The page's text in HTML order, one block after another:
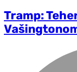
Tramp: